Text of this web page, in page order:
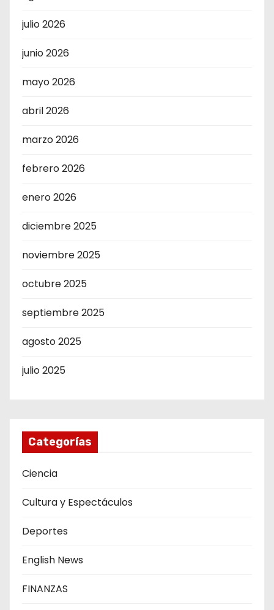
julio 2026
junio 2026
mayo 2026
abril 2026
marzo 2026
febrero 2026
enero 2026
diciembre 2025
noviembre 2025
octubre 2025
septiembre 2025
agosto 2025
julio 2025
Categorías
Ciencia
Cultura y Espectáculos
Deportes
English News
FINANZAS